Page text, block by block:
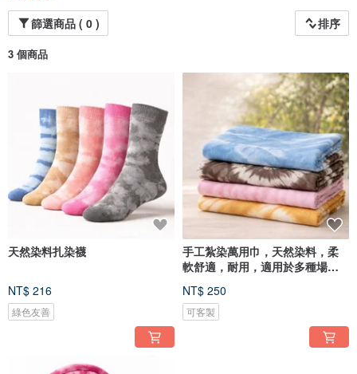
篩選商品 ( 0 )
排序
3 個商品
天然染料扎染襪
NT$ 216
綠色友善
手工紮染萬用巾，天然染料，柔
軟舒適，耐用，適用於多種場
NT$ 250
可客製